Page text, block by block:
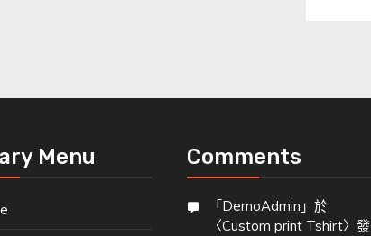
Menu Comments
「 DemoAdmin 」於
〈Custom print Tshirt〉發